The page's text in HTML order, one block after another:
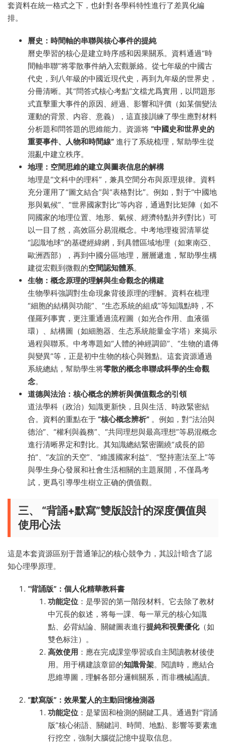
套資料在統一格式之下，也針對各學科特性進行了差異化編
排。
曆史：時間軸的串聯與核心事件的提純
曆史學習的核心是建立時序感和因果關系。資料通過“時
間軸串聯”将零散事件納入宏觀脈絡。從七年級的中國古
代史，到八年級的中國近現代史，再到九年級的世界史，
分冊清晰。其“問答式核心考點”文檔尤爲實用，以問題形
式直擊重大事件的原因、經過、影響和評價（如某個變法
運動的背景、内容、意義），這直接訓練了學生應對材料
分析題和問答題的思維能力。資源将 “中國史和世界史的
重要事件、人物和時間線” 進行了系統梳理，幫助學生從
混亂中建立秩序。
地理：空間思維的建立與圖表信息的解構
地理是“文科中的理科”，兼具空間分布與原理規律。資料
充分運用了“圖文結合”與“表格對比”。例如，對于“中國地
形與氣候”、“世界國家對比”等内容，通過對比矩陣（如不
同國家的地理位置、地形、氣候、經濟特點并列對比）可
以一目了然，高效區分易混概念。中考地理複習清單從
“認識地球”的基礎經緯網，到具體區域地理（如東南亞、
歐洲西部），再到中國分區地理，層層遞進，幫助學生構
建從宏觀到微觀的空間認知體系。
生物：概念原理的理解與生命觀念的構建
生物學科強調對生命現象背後原理的理解。資料在梳理
“細胞的結構與功能”、“生态系統的組成”等知識點時，不
僅羅列事實，更注重通過流程圖（如光合作用、血液循
環）、結構圖（如細胞器、生态系統能量金字塔）來揭示
過程與聯系。中考專題如“人體的神經調節”、“生物的遺傳
與變異”等，正是初中生物的核心與難點。這套資源通過
系統總結，幫助學生将零散的概念串聯成科學的生命觀
念。
道德與法治：核心概念的辨析與價值觀念的引領
道法學科（政治）知識更新快，且與生活、時政緊密結
合。資料的重點在于 “核心概念辨析” 。例如，對“法治與
德治”、“權利與義務”、“共同理想與最高理想”等易混概念
進行清晰界定和對比。其知識總結緊密圍繞“成長的節
拍”、“友誼的天空”、“維護國家利益”、“堅持憲法至上”等
與學生身心發展和社會生活相關的主題展開，不僅爲考
試，更爲引導學生樹立正确的價值觀。
三、 “背誦+默寫”雙版設計的深度價值與
使用心法
這是本套資源區别于普通筆記的核心競争力，其設計暗含了認
知心理學原理。
“背誦版”：個人化精華教科書
功能定位 ：是學習的第一階段材料。它去除了教材
中冗長的叙述，将每一課、每一單元的核心知識
點、必背結論、關鍵圖表進行提純和視覺優化（如
雙色标注）。
高效使用 ：應在完成課堂學習或自主閱讀教材後使
用。用于構建該章節的知識骨架。閱讀時，應結合
思維導圖，理解各部分邏輯關系，而非機械誦讀。
“默寫版”：效果驚人的主動回憶檢測器
功能定位 ：是鞏固和檢測的關鍵工具。通過對“背誦
版”核心術語、關鍵詞、時間、地點、影響等要素進
行挖空，強制大腦從記憶中提取信息。